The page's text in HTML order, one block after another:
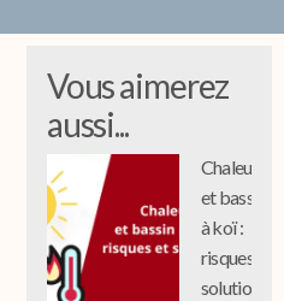
Vous aimerez
aussi...
Chaleur
et bassin
à koï :
risques et
solutions